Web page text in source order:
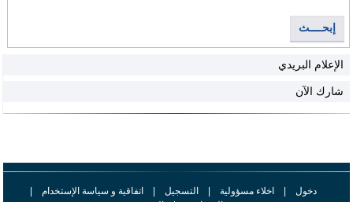
إبحــــث
الإعلام البريدي
شارك الآن
دخول اخلاء مسؤولية التسجيل اتفاقية و سياسة الإستخدام